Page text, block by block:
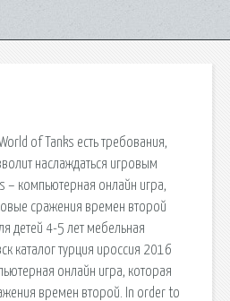
of Tanks есть требования,
наслаждаться игровым
– компьютерная онлайн игра,
сражения времен второй
детей 4-5 лет мебельная
каталог турция ироссия 2016
онлайн игра, которая
времен второй. In order to